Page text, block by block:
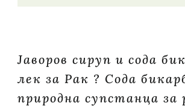
Јаворов сируп и сода
лек за Рак ? Сода
природна супстанца за